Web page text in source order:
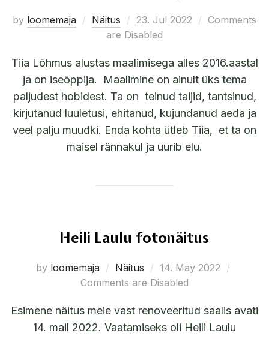
by loomemaja Näitus 23. Jul 2022
Comments
are Disabled
Tiia Lõhmus alustas maalimisega alles 2016.aastal
ja on iseõppija. Maalimine on ainult üks tema
paljudest hobidest. Ta on teinud taijid, tantsinud,
kirjutanud luuletusi, ehitanud, kujundanud aeda ja
veel palju muudki. Enda kohta ütleb Tiia, et ta on
maisel rännakul ja uurib elu.
Heili Laulu fotonäitus
by loomemaja Näitus
14. May 2022
Comments are Disabled
Esimene näitus meie vast renoveeritud saalis avati
14. mail 2022. Vaatamiseks oli Heili Laulu